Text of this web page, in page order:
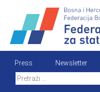
content
Press Newsletter